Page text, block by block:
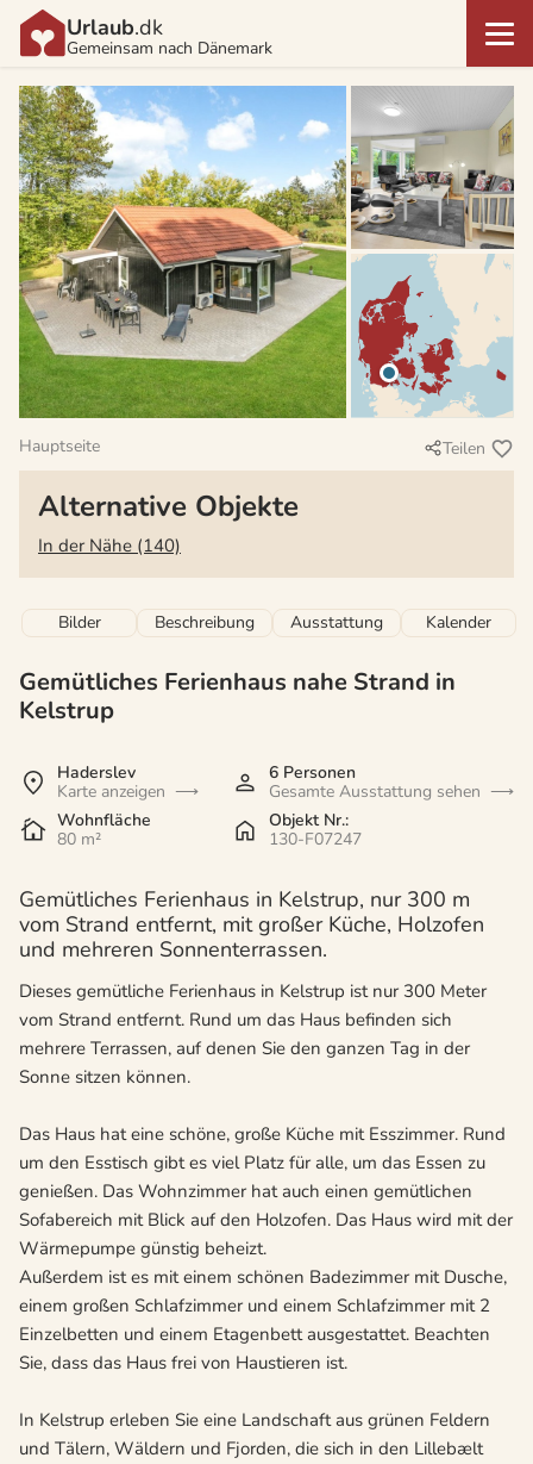
Urlaub.dk
Gemeinsam nach Dänemark
Hauptseite Teilen
Alternative Objekte
In der Nähe (140)
Bilder Beschreibung Ausstattung Kalender
Gemütliches Ferienhaus nahe Strand in
Kelstrup
Haderslev
Karte anzeigen
6 Personen
Gesamte Ausstattung sehen
Wohnfläche
80 m²
Objekt Nr.:
130-F07247
Gemütliches Ferienhaus in Kelstrup, nur 300 m
vom Strand entfernt, mit großer Küche, Holzofen
und mehreren Sonnenterrassen.
Dieses gemütliche Ferienhaus in Kelstrup ist nur 300 Meter
vom Strand entfernt. Rund um das Haus befinden sich
mehrere Terrassen, auf denen Sie den ganzen Tag in der
Sonne sitzen können.
Das Haus hat eine schöne, große Küche mit Esszimmer. Rund
um den Esstisch gibt es viel Platz für alle, um das Essen zu
genießen. Das Wohnzimmer hat auch einen gemütlichen
Sofabereich mit Blick auf den Holzofen. Das Haus wird mit der
Wärmepumpe günstig beheizt.
Außerdem ist es mit einem schönen Badezimmer mit Dusche,
einem großen Schlafzimmer und einem Schlafzimmer mit 2
Einzelbetten und einem Etagenbett ausgestattet. Beachten
Sie, dass das Haus frei von Haustieren ist.
In Kelstrup erleben Sie eine Landschaft aus grünen Feldern
und Tälern, Wäldern und Fjorden, die sich in den Lillebælt